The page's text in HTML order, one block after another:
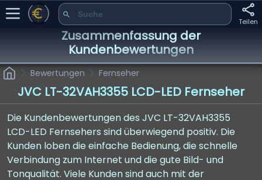
Teilen
Zusammenfassung der
Kundenbewertungen
Bewertungen Fernseher
JVC LT-32VAH3355 LCD-LED Fernseher
Die Kundenbewertungen des JVC LT-32VAH3355
LCD-LED Fernsehers sind überwiegend positiv. Die
Kunden loben die einfache Bedienung, die schnelle
Verbindung zum Internet und die gute Bild- und
Tonqualität. Viele Kunden sind auch mit der